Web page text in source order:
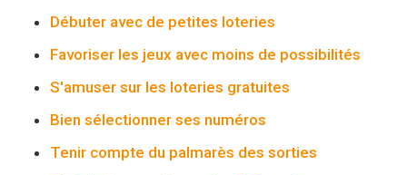
Débuter avec de petites loteries
Favoriser les jeux avec moins de possibilités
S'amuser sur les loteries gratuites
Bien sélectionner ses numéros
Tenir compte du palmarès des sorties